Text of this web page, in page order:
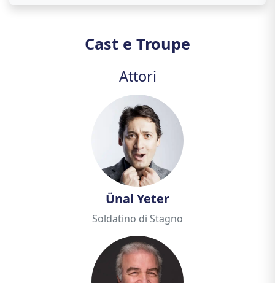
Cast e Troupe
Attori
Ünal Yeter
Soldatino di Stagno